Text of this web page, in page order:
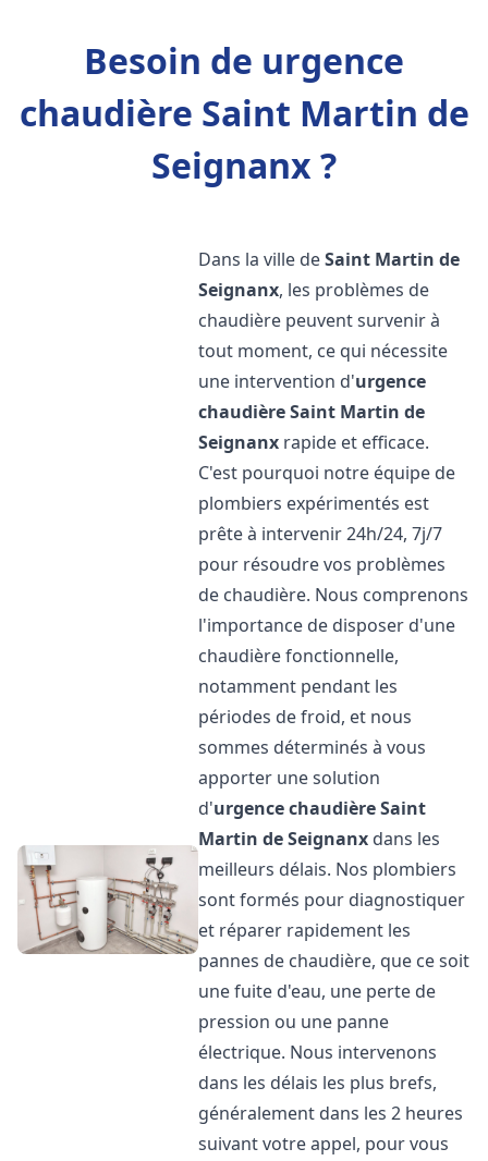
Besoin de urgence
chaudière Saint Martin de
Seignanx ?
Dans la ville deSaint Martin de
Seignanx, les problèmes de
chaudière peuvent survenir à
tout moment, ce qui nécessite
une intervention d'urgence
chaudièreSaint Martin de
Seignanx rapide et efficace.
C'est pourquoi notre équipe de
plombiers expérimentés est
prête à intervenir 24h/24, 7j/7
pour résoudre vos problèmes
de chaudière. Nous comprenons
l'importance de disposer d'une
chaudière fonctionnelle,
notamment pendant les
périodes de froid, et nous
sommes déterminés à vous
apporter une solution
d'urgence chaudièreSaint
Martin de Seignanx dans les
meilleurs délais. Nos plombiers
sont formés pour diagnostiquer
et réparer rapidement les
pannes de chaudière, que ce soit
une fuite d'eau, une perte de
pression ou une panne
électrique. Nous intervenons
dans les délais les plus brefs,
généralement dans les 2 heures
suivant votre appel, pour vous